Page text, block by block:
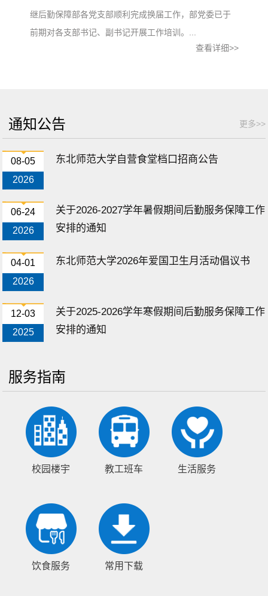
前期对各支部书记、副书记开展工作培训。...
学校召开2026年暑期修缮工作进场会...
7月3日，东北师范大学2026年暑期修缮工作进场会暨廉
政教育会于就业中心召开。学校监察处、保...
更多>>
通知公告
08-05
2026
东北师范大学自营食堂档口招商公告
06-24
2026
关于2026-2027学年暑假期间后勤服务保障工作
安排的通知
04-01
2026
东北师范大学2026年爱国卫生月活动倡议书
12-03
2025
关于2025-2026学年寒假期间后勤服务保障工作
安排的通知
服务指南
校园楼宇 教工班车 生活服务
饮食服务 常用下载